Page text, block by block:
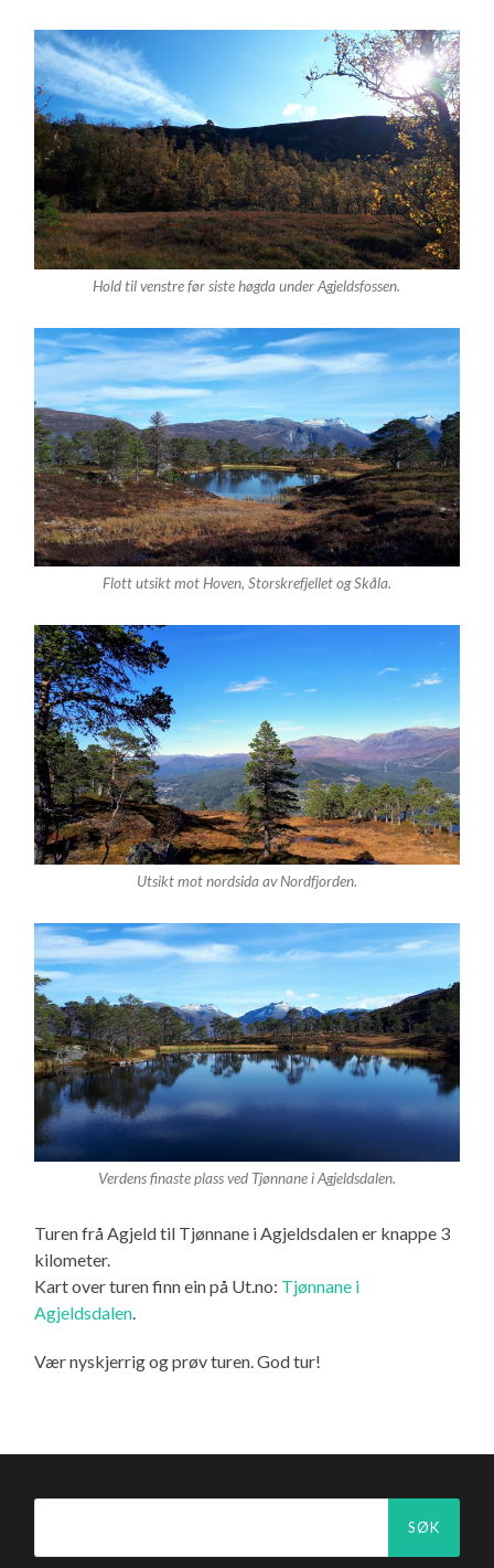
Hold til venstre før siste høgda under Agjeldsfossen.
Flott utsikt mot Hoven, Storskrefjellet og Skåla.
Utsikt mot nordsida av Nordfjorden.
Verdens finaste plass ved Tjønnane i Agjeldsdalen.
Turen frå Agjeld til Tjønnane i Agjeldsdalen er knappe 3
kilometer.
Kart over turen finn ein på Ut.no: Tjønnane i
Agjeldsdalen.
Vær nyskjerrig og prøv turen. God tur!